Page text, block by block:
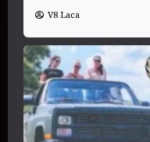
V8 Laca